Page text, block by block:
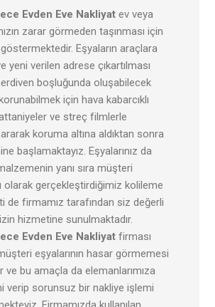
Evden Eve Nakliyatev veya
zarar görmeden taşınması için
Eşyaların araçlara
yeni verilen adrese çıkartılması
boşluğunda oluşabilecek
için hava kabarcıklı
ve streç filmlerle
koruma altına aldıktan sonra
başlamaktayız. Eşyalarınız da
yanı sıra müşteri
olarak gerçekleştirdiğimiz kolileme
de firmamız tarafından siz değerli
hizmetine sunulmaktadır.
Evden Eve Nakliyat firması
eşyalarının hasar görmemesi
ve bu amaçla da elemanlarımıza
verip sorunsuz bir nakliye işlemi